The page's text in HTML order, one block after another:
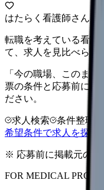
はたらく看護師さん 求
転職を考えている看護
て、求人を見比べられ
「今の職場、このま
票の条件と応募前に確
ださい。
求人検索 条件整理
希望条件で求人を探す
※ 応募前に掲載元の最
FOR MEDICAL